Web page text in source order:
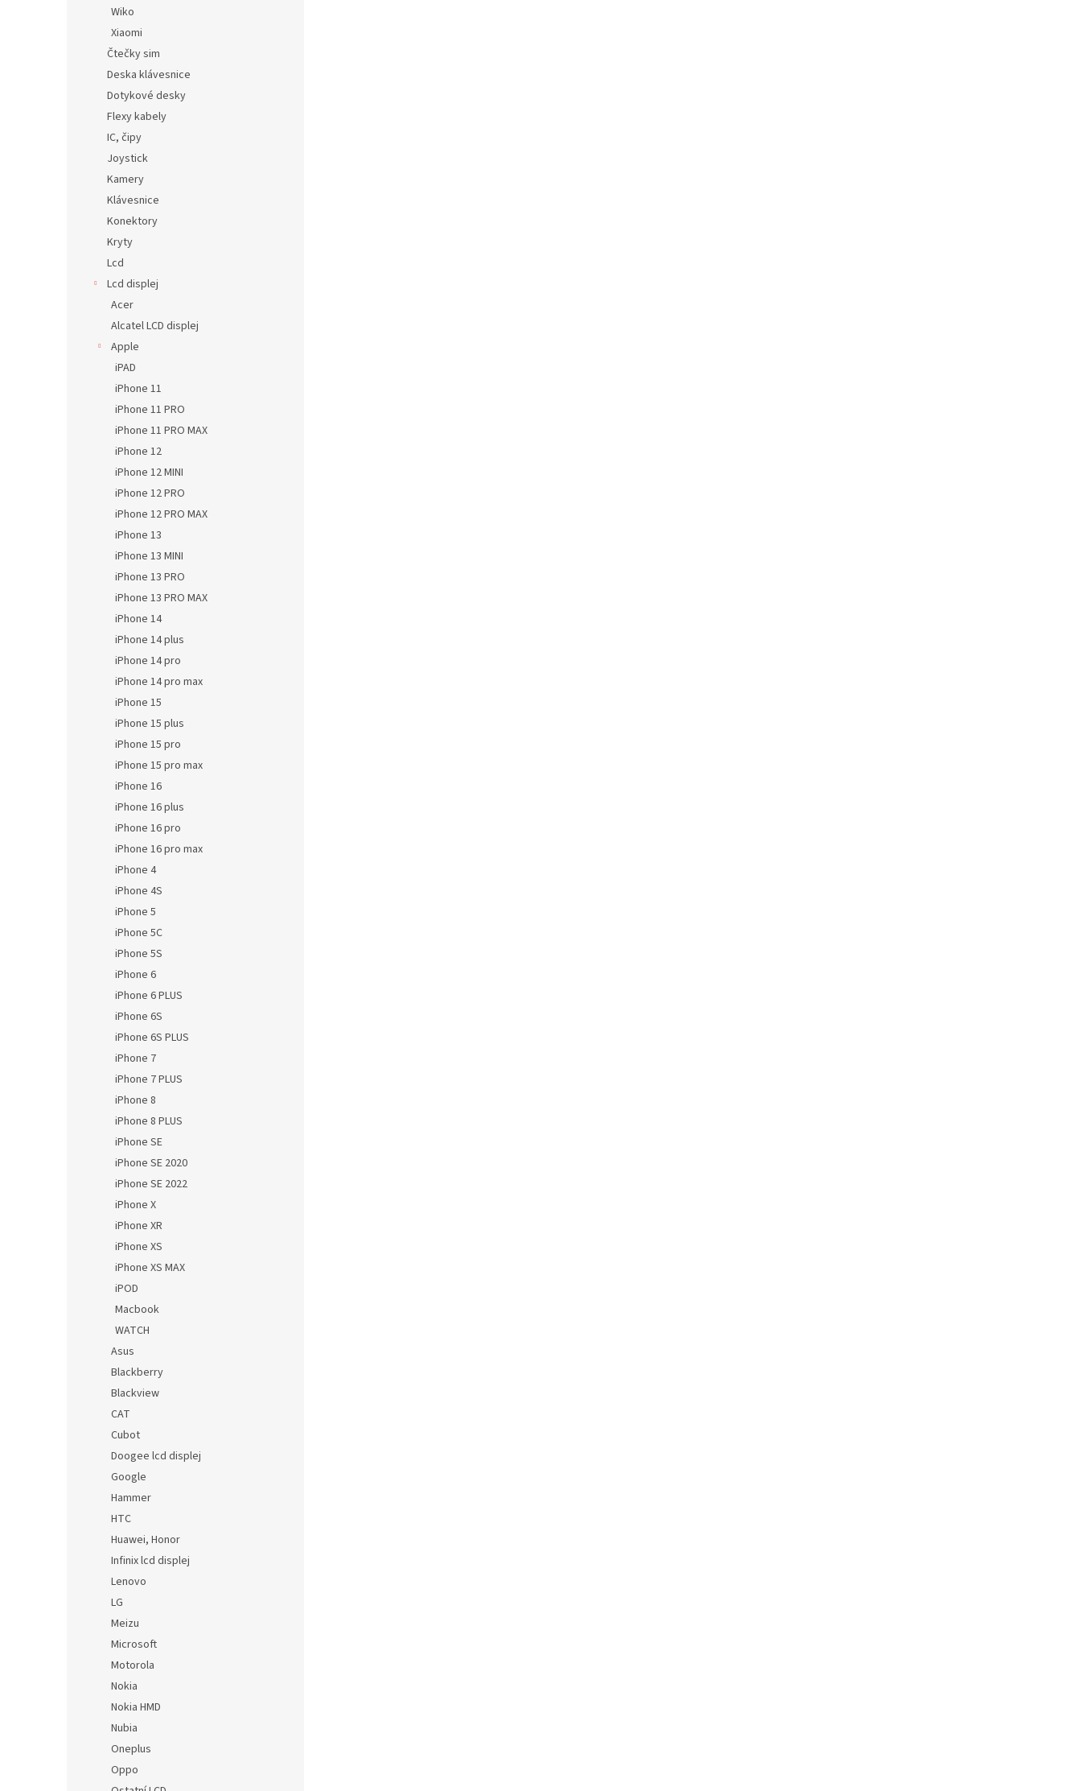
Wiko
Xiaomi
Čtečky sim
Deska klávesnice
Dotykové desky
Flexy kabely
IC, čipy
Joystick
Kamery
Klávesnice
Konektory
Kryty
Lcd
Lcd displej
Acer
Alcatel LCD displej
Apple
iPAD
iPhone 11
iPhone 11 PRO
iPhone 11 PRO MAX
iPhone 12
iPhone 12 MINI
iPhone 12 PRO
iPhone 12 PRO MAX
iPhone 13
iPhone 13 MINI
iPhone 13 PRO
iPhone 13 PRO MAX
iPhone 14
iPhone 14 plus
iPhone 14 pro
iPhone 14 pro max
iPhone 15
iPhone 15 plus
iPhone 15 pro
iPhone 15 pro max
iPhone 16
iPhone 16 plus
iPhone 16 pro
iPhone 16 pro max
iPhone 4
iPhone 4S
iPhone 5
iPhone 5C
iPhone 5S
iPhone 6
iPhone 6 PLUS
iPhone 6S
iPhone 6S PLUS
iPhone 7
iPhone 7 PLUS
iPhone 8
iPhone 8 PLUS
iPhone SE
iPhone SE 2020
iPhone SE 2022
iPhone X
iPhone XR
iPhone XS
iPhone XS MAX
iPOD
Macbook
WATCH
Asus
Blackberry
Blackview
CAT
Cubot
Doogee lcd displej
Google
Hammer
HTC
Huawei, Honor
Infinix lcd displej
Lenovo
LG
Meizu
Microsoft
Motorola
Nokia
Nokia HMD
Nubia
Oneplus
Oppo